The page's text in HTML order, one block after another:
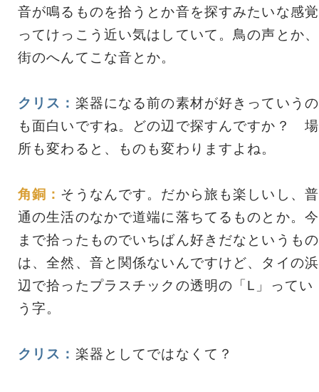
音が鳴るものを拾うとか音を探すみたいな感覚
ってけっこう近い気はしていて。鳥の声とか、
街のへんてこな音とか。
クリス： 楽器になる前の素材が好きっていうの
も面白いですね。どの辺で探すんですか？ 場
所も変わると、ものも変わりますよね。
角銅： そうなんです。だから旅も楽しいし、普
通の生活のなかで道端に落ちてるものとか。今
まで拾ったものでいちばん好きだなというもの
は、全然、音と関係ないんですけど、タイの浜
辺で拾ったプラスチックの透明の「L」ってい
う字。
クリス： 楽器としてではなくて？